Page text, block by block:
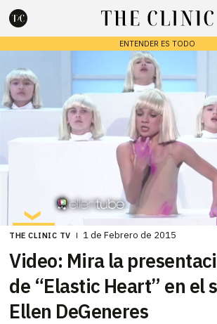
ENTENDER ES TODO
Escribe lo que deseas y presiona enter para buscar
THE CLINIC TV 1 de Febrero de 2015
Video: Mira la
de “Elastic Heart” en el
Ellen DeGeneres